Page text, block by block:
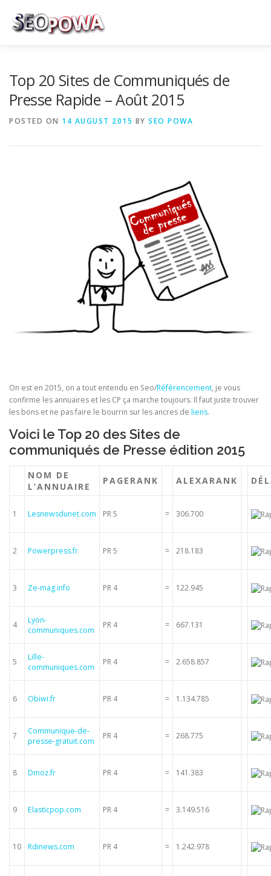
Top 20 Sites de Communiqués de
Presse Rapide – Août 2015
POSTED ON 14 AUGUST 2015 BY SEO POWA
On est en 2015, on a tout entendu en Seo/Référencement, je vous
confirme les annuaires et les CP ça marche toujours. Il faut juste trouver
les bons et ne pas faire le bourrin sur les ancres de liens.
Voici le Top 20 des Sites de
communiqués de Presse édition 2015
NOM DE
L’ANNUAIRE
PAGERANK ALEXARANK
1 Lesnewsdunet.com PR 5 = 306.700
2 Powerpress.fr PR 5 = 218.183
3 Ze-mag.info PR 4 = 122.945
4
Lyon-
communiques.com
PR 4 = 667.131
5
Lille-
communiques.com
PR 4 = 2.658.857
6 Obiwi.fr PR 4 = 1.134.785
7
Communique-de-
presse-gratuit.com
PR 4 = 268.775
8 Dmoz.fr PR 4 = 141.383
9 Elasticpop.com PR 4 = 3.149.516
10 Rdinews.com PR 4 = 1.242.978